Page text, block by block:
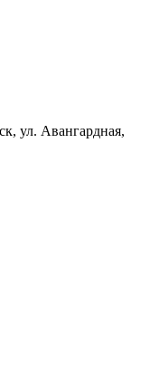
ул. Авангардная,